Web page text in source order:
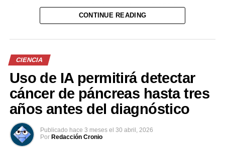
El 68.5 % de los hogares de Venezuela son pobres,
según estudio
DON'T MISS
El Salvador expone en la ONU logros en políticas
migratorias
detectaron estados cuánticos de hasta 3.050 fotones, un
salto significativo respecto a los 255 fotones alcanzados
Comparte esto:
Facebook X
Me gusta esto:
CONTINUE READING
CIENCIA
Uso de IA permitirá detectar
cáncer de páncreas hasta tres
años antes del diagnóstico
Publicado hace 3 meses el 30 abril, 2026
Por Redacción Cronio